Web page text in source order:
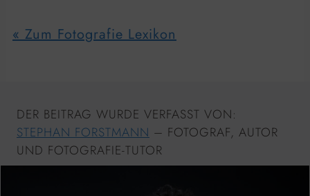
« Zum Fotografie Lexikon
DER BEITRAG WURDE VERFASST VON:
STEPHAN FORSTMANN – FOTOGRAF, AUTOR
UND FOTOGRAFIE-TUTOR